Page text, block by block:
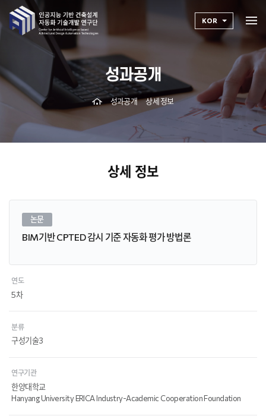
KOR
성과공개
성과공개 상세 정보
상세 정보
논문
BIM기반 CPTED 감시 기준 자동화 평가 방법론
연도
5차
분류
구성기술3
연구기관
한양대학교
Hanyang University ERICA Industry-Academic Cooperation Foundation